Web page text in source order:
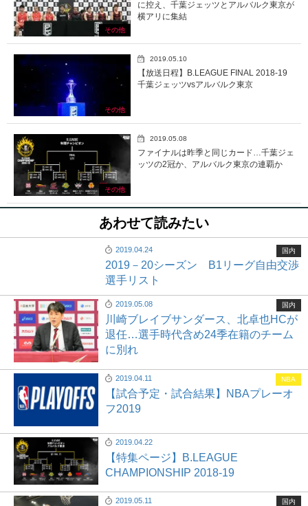
その他
に控え、千葉ジェッツとアルバルク東京が
横アリに集結
その他
2019.05.10
【放送日程】B.LEAGUE FINAL 2018-19
千葉ジェッツvsアルバルク東京
その他
2019.05.08
ファイナルは昨季と同じカード…千葉ジェ
ッツの2冠か、アルバルク東京の連覇か
あわせて読みたい
2019.04.24
2019－20シーズン B1リーグ自由交渉
選手リスト
国内
2019.05.08
川崎ブレイブサンダース、北卓也HCが
退任…選手時代含め24季在籍のチーム
に別れ
国内
2019.04.11
【試合予定・試合結果】NBAプレーオ
フ2019
NBA
2019.04.22
【特集ページ】B.LEAGUE
CHAMPIONSHIP 2018-19
2019.05.11 国内